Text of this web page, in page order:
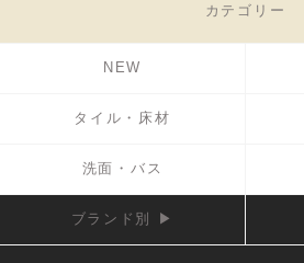
カテゴリー
NEW
タイル・床材
洗面・バス
ブランド別 ▶